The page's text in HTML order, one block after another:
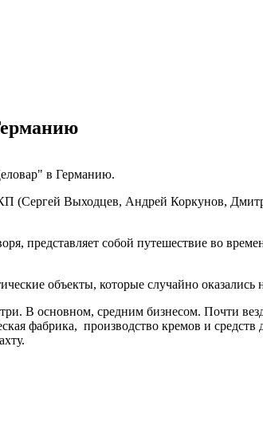
в Германию.
Выходцев, Андрей Коркунов,
представляет собой путешествие во
объекты, которые случайно
В основном, средним бизнесом. Почти
фабрика, производство кремов и